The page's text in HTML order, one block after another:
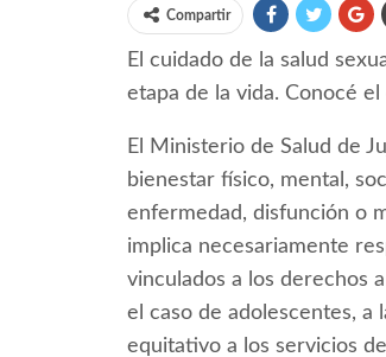
Compartir
El cuidado de la salud
etapa de la vida. Conocé
El Ministerio de Salud de
bienestar físico, mental,
enfermedad, disfunción o
implica necesariamente
vinculados a los derechos
el caso de adolescentes, a
equitativo a los servicios